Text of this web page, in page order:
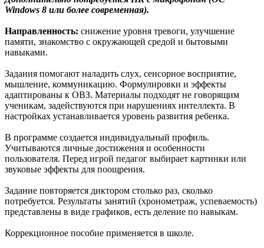
Windows 8 или более современная).
Направленность: снижение уровня тревоги, улучшение
памяти, знакомство с окружающей средой и бытовыми
навыками.
Задания помогают наладить слух, сенсорное восприятие,
мышление, коммуникацию. Формулировки и эффекты
адаптированы к ОВЗ. Материалы подходят не говорящим
ученикам, задействуются при нарушениях интеллекта. В
настройках устанавливается уровень развития ребенка.
В программе создается индивидуальный профиль.
Учитываются личные достижения и особенности
пользователя. Перед игрой педагог выбирает картинки или
звуковые эффекты для поощрения.
Задание повторяется диктором столько раз, сколько
потребуется. Результаты занятий (хронометраж, успеваемость)
представлены в виде графиков, есть деление по навыкам.
Коррекционное пособие применяется в школе.